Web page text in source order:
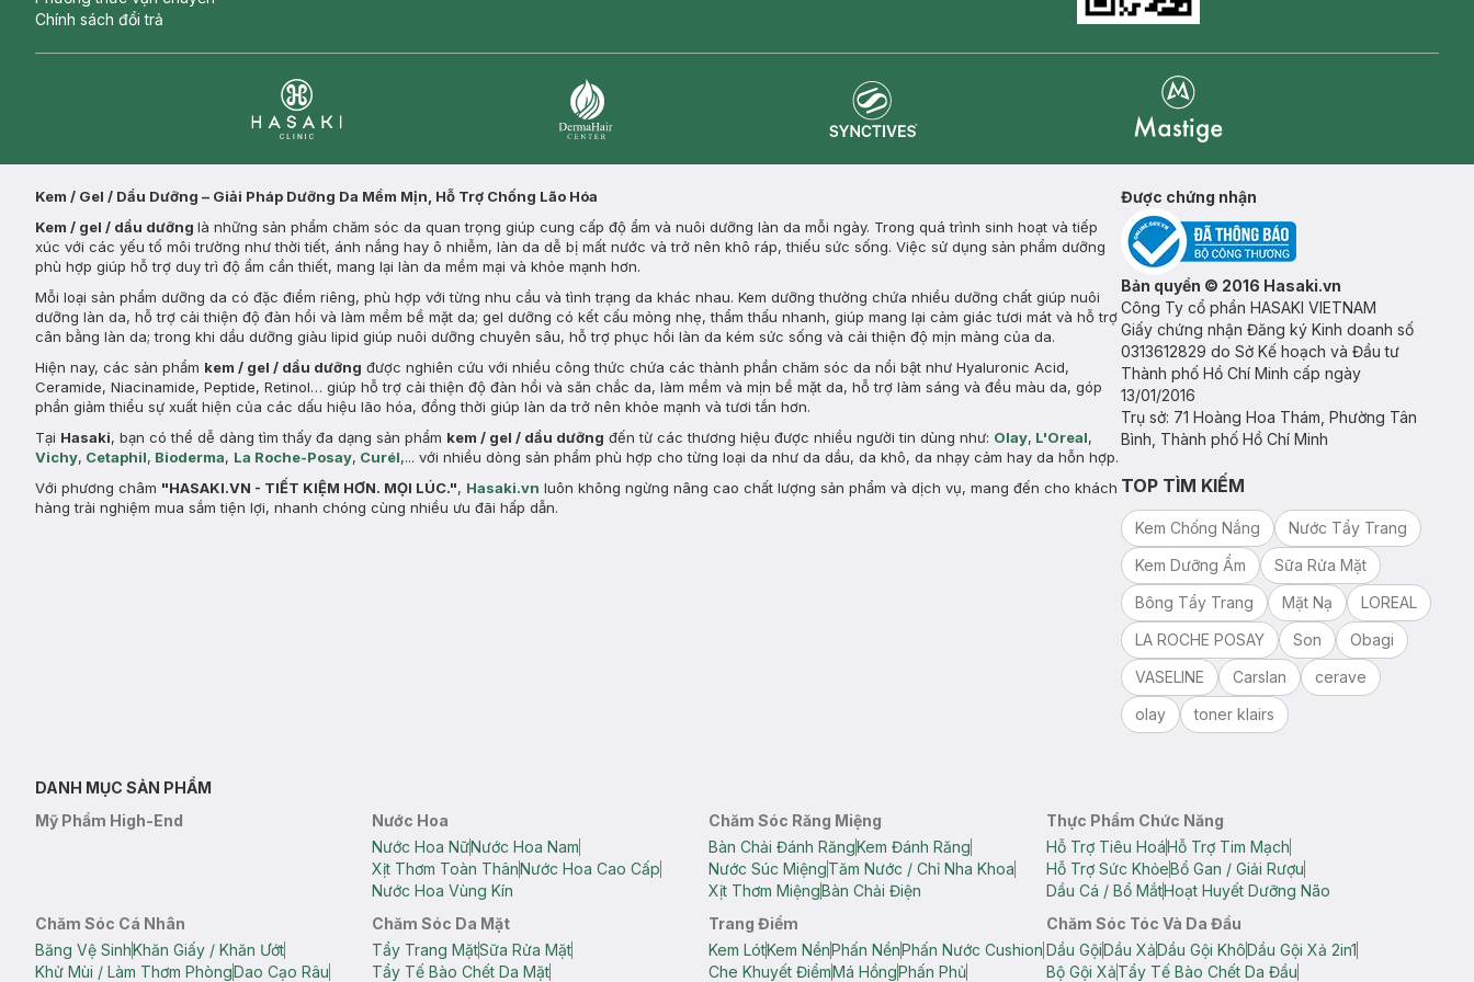
Chính sách đổi trả
Kem / Gel / Dầu Dưỡng – Giải Pháp Dưỡng Da Mềm Mịn, Hỗ Trợ Chống Lão Hóa
Kem / gel / dầu dưỡng là những sản phẩm chăm sóc da quan trọng giúp cung cấp độ ẩm và nuôi dưỡng làn da mỗi ngày. Trong quá trình sinh hoạt và tiếp
xúc với các yếu tố môi trường như thời tiết, ánh nắng hay ô nhiễm, làn da dễ bị mất nước và trở nên khô ráp, thiếu sức sống. Việc sử dụng sản phẩm dưỡng
phù hợp giúp hỗ trợ duy trì độ ẩm cần thiết, mang lại làn da mềm mại và khỏe mạnh hơn.
Mỗi loại sản phẩm dưỡng da có đặc điểm riêng, phù hợp với từng nhu cầu và tình trạng da khác nhau. Kem dưỡng thường chứa nhiều dưỡng chất giúp nuôi
dưỡng làn da, hỗ trợ cải thiện độ đàn hồi và làm mềm bề mặt da; gel dưỡng có kết cấu mỏng nhẹ, thẩm thấu nhanh, giúp mang lại cảm giác tươi mát và hỗ trợ
cân bằng làn da; trong khi dầu dưỡng giàu lipid giúp nuôi dưỡng chuyên sâu, hỗ trợ phục hồi làn da kém sức sống và cải thiện độ mịn màng của da.
Hiện nay, các sản phẩm kem / gel / dầu dưỡng được nghiên cứu với nhiều công thức chứa các thành phần chăm sóc da nổi bật như Hyaluronic Acid,
Ceramide, Niacinamide, Peptide, Retinol… giúp hỗ trợ cải thiện độ đàn hồi và săn chắc da, làm mềm và mịn bề mặt da, hỗ trợ làm sáng và đều màu da, góp
phần giảm thiểu sự xuất hiện của các dấu hiệu lão hóa, đồng thời giúp làn da trở nên khỏe mạnh và tươi tắn hơn.
Tại Hasaki, bạn có thể dễ dàng tìm thấy đa dạng sản phẩm kem / gel / dầu dưỡng đến từ các thương hiệu được nhiều người tin dùng như: Olay, L'Oreal,
Vichy, Cetaphil, Bioderma, La Roche-Posay, Curél,... với nhiều dòng sản phẩm phù hợp cho từng loại da như da dầu, da khô, da nhạy cảm hay da hỗn hợp.
Với phương châm "HASAKI.VN - TIẾT KIỆM HƠN. MỌI LÚC.", Hasaki.vn luôn không ngừng nâng cao chất lượng sản phẩm và dịch vụ, mang đến cho khách
hàng trải nghiệm mua sắm tiện lợi, nhanh chóng cùng nhiều ưu đãi hấp dẫn.
Được chứng nhận
Bản quyền © 2016 Hasaki.vn
Công Ty cổ phần HASAKI VIETNAM
Giấy chứng nhận Đăng ký Kinh doanh số
0313612829 do Sở Kế hoạch và Đầu tư
Thành phố Hồ Chí Minh cấp ngày
13/01/2016
Trụ sở: 71 Hoàng Hoa Thám, Phường Tân
Bình, Thành phố Hồ Chí Minh
TOP TÌM KIẾM
Kem Chống Nắng
Nước Tẩy Trang
Kem Dưỡng Ẩm
Sữa Rửa Mặt
Bông Tẩy Trang
Mặt Nạ
LOREAL
LA ROCHE POSAY
Son
Obagi
VASELINE
Carslan
cerave
olay
toner klairs
DANH MỤC SẢN PHẨM
Mỹ Phẩm High-End
Nước Hoa
Nước Hoa NữNước Hoa Nam
Xịt Thơm Toàn ThânNước Hoa Cao Cấp
Nước Hoa Vùng Kín
Chăm Sóc Răng Miệng
Bàn Chải Đánh RăngKem Đánh Răng
Nước Súc MiệngTăm Nước / Chỉ Nha Khoa
Xịt Thơm MiệngBàn Chải Điện
Thực Phẩm Chức Năng
Hỗ Trợ Tiêu HoáHỗ Trợ Tim Mạch
Hỗ Trợ Sức KhỏeBổ Gan / Giải Rượu
Dầu Cá / Bổ MắtHoạt Huyết Dưỡng Não
Chăm Sóc Cá Nhân
Băng Vệ SinhKhăn Giấy / Khăn Ướt
Khử Mùi / Làm Thơm PhòngDao Cạo Râu
Chăm Sóc Da Mặt
Tẩy Trang MặtSữa Rửa Mặt
Tẩy Tế Bào Chết Da Mặt
Trang Điểm
Kem LótKem NềnPhấn NềnPhấn Nước Cushion
Che Khuyết ĐiểmMá HồngPhấn Phủ
Chăm Sóc Tóc Và Da Đầu
Dầu GộiDầu XảDầu Gội KhôDầu Gội Xả 2in1
Bộ Gội XảTẩy Tế Bào Chết Da Đầu